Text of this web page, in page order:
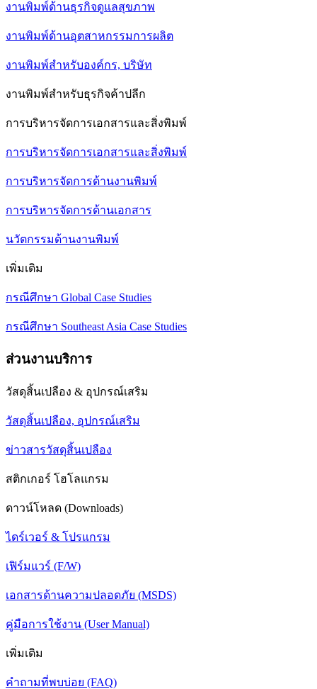
งานพิมพ์ด้านธุรกิจดูแลสุขภาพ
งานพิมพ์ด้านอุตสาหกรรมการผลิต
งานพิมพ์สำหรับองค์กร, บริษัท
งานพิมพ์สำหรับธุรกิจค้าปลีก
การบริหารจัดการเอกสารและสิ่งพิมพ์
การบริหารจัดการเอกสารและสิ่งพิมพ์
การบริหารจัดการด้านงานพิมพ์
การบริหารจัดการด้านเอกสาร
นวัตกรรมด้านงานพิมพ์
เพิ่มเติม
กรณีศึกษา Global Case Studies
กรณีศึกษา Southeast Asia Case Studies
ส่วนงานบริการ
วัสดุสิ้นเปลือง & อุปกรณ์เสริม
วัสดุสิ้นเปลือง, อุปกรณ์เสริม
ข่าวสารวัสดุสิ้นเปลือง
สติกเกอร์ โฮโลแกรม
ดาวน์โหลด (Downloads)
ไดร์เวอร์ & โปรแกรม
เฟิร์มแวร์ (F/W)
เอกสารด้านความปลอดภัย (MSDS)
คู่มือการใช้งาน (User Manual)
เพิ่มเติม
คำถามที่พบบ่อย (FAQ)